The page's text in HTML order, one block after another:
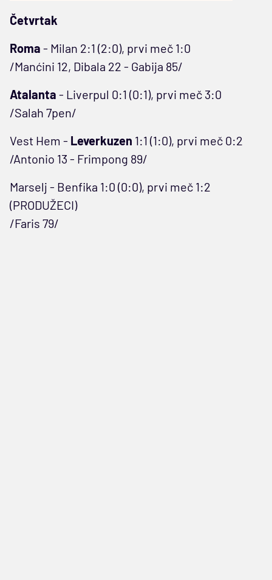
Četvrtak
Roma - Milan 2:1 (2:0), prvi meč 1:0
/Manćini 12, Dibala 22 - Gabija 85/
Atalanta - Liverpul 0:1 (0:1), prvi meč 3:0
/Salah 7pen/
Vest Hem - Leverkuzen 1:1 (1:0), prvi meč 0:2
/Antonio 13 - Frimpong 89/
Marselj - Benfika 1:0 (0:0), prvi meč 1:2
(PRODUŽECI)
/Faris 79/